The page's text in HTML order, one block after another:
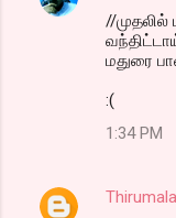
//முதலில்
மதுரை
:(
1:34 PM